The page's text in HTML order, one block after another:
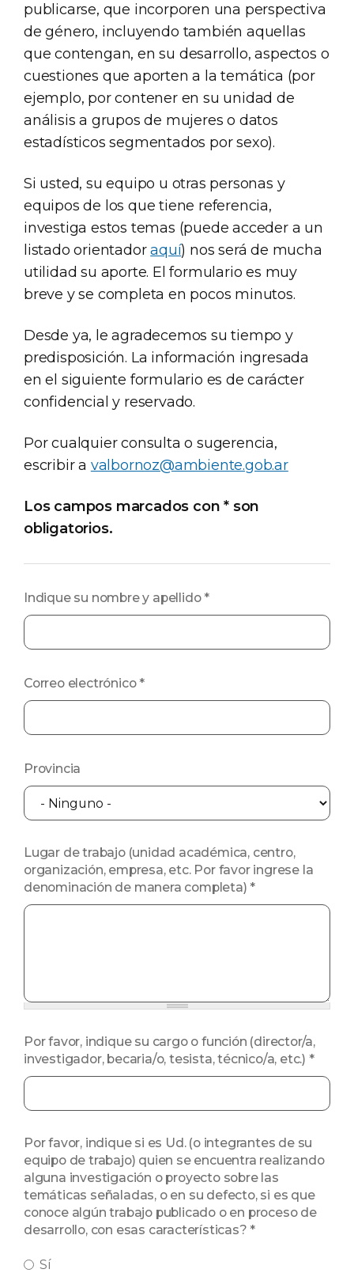
publicarse, que incorporen una perspectiva
de género, incluyendo también aquellas
que contengan, en su desarrollo, aspectos o
cuestiones que aporten a la temática (por
ejemplo, por contener en su unidad de
análisis a grupos de mujeres o datos
estadísticos segmentados por sexo).
Si usted, su equipo u otras personas y
equipos de los que tiene referencia,
investiga estos temas (puede acceder a un
listado orientadoraquí) nos será de mucha
utilidad su aporte. El formulario es muy
breve y se completa en pocos minutos.
Desde ya, le agradecemos su tiempo y
predisposición. La información ingresada
en el siguiente formulario es de carácter
confidencial y reservado.
Por cualquier consulta o sugerencia,
escribir a valbornoz@ambiente.gob.ar
Los campos marcados con * son
obligatorios.
Indique su nombre y apellido *
Correo electrónico *
Provincia
Lugar de trabajo (unidad académica, centro,
organización, empresa, etc. Por favor ingrese la
denominación de manera completa) *
Por favor, indique su cargo o función (director/a,
investigador, becaria/o, tesista, técnico/a, etc.) *
Por favor, indique si es Ud. (o integrantes de su
equipo de trabajo) quien se encuentra realizando
alguna investigación o proyecto sobre las
temáticas señaladas, o en su defecto, si es que
conoce algún trabajo publicado o en proceso de
desarrollo, con esas características? *
Sí